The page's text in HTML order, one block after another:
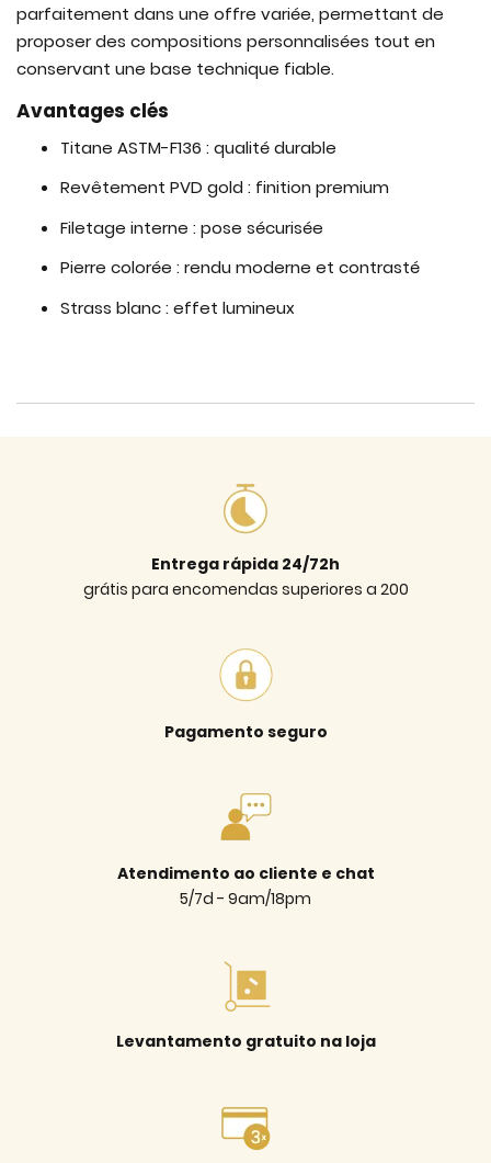
parfaitement dans une offre variée, permettant de
proposer des compositions personnalisées tout en
conservant une base technique fiable.
Avantages clés
Titane ASTM-F136 : qualité durable
Revêtement PVD gold : finition premium
Filetage interne : pose sécurisée
Pierre colorée : rendu moderne et contrasté
Strass blanc : effet lumineux
Entrega rápida 24/72h
grátis para encomendas superiores a 200
Pagamento seguro
Atendimento ao cliente e chat
5/7d - 9am/18pm
Levantamento gratuito na loja